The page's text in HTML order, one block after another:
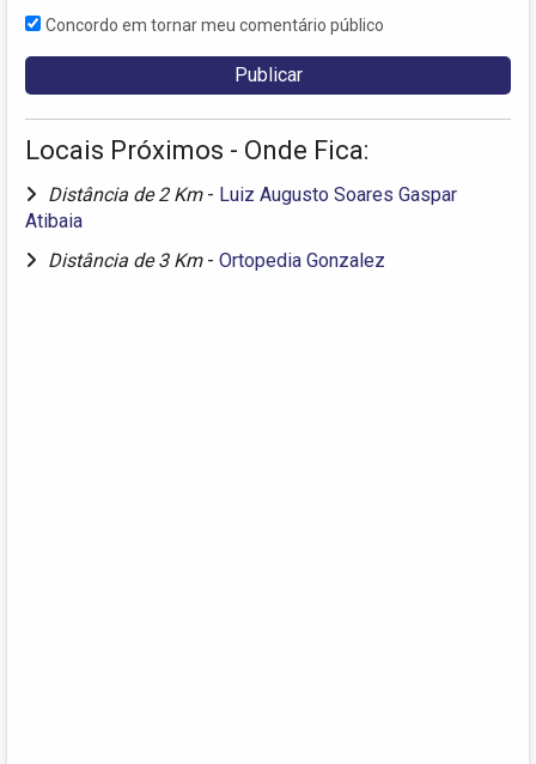
Concordo em tornar meu comentário público
Locais Próximos - Onde Fica:
Distância de 2 Km - Luiz Augusto Soares Gaspar
Atibaia
Distância de 3 Km - Ortopedia Gonzalez